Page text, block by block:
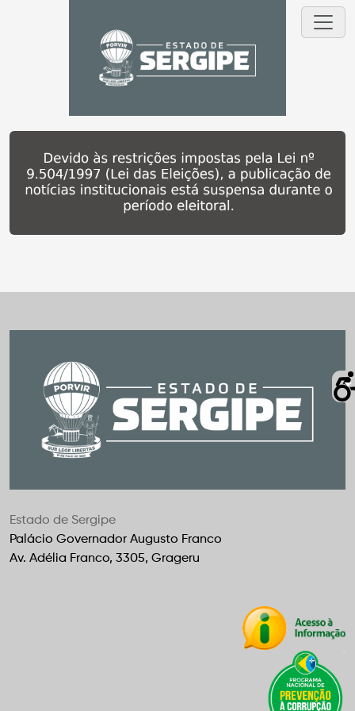
Estado de Sergipe
Palácio Governador Augusto Franco
Av. Adélia Franco, 3305, Grageru